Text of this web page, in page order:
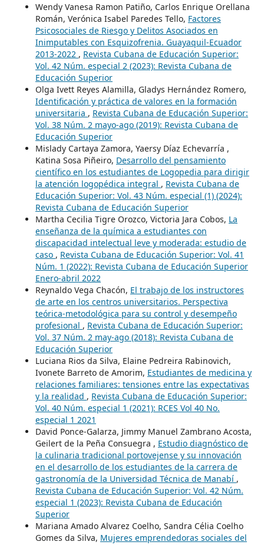
Wendy Vanesa Ramon Patiño, Carlos Enrique Orellana
Román, Verónica Isabel Paredes Tello, Factores
Psicosociales de Riesgo y Delitos Asociados en
Inimputables con Esquizofrenia. Guayaquil-Ecuador
2013-2022 , Revista Cubana de Educación Superior:
Vol. 42 Núm. especial 2 (2023): Revista Cubana de
Educación Superior
Olga Ivett Reyes Alamilla, Gladys Hernández Romero,
Identificación y práctica de valores en la formación
universitaria , Revista Cubana de Educación Superior:
Vol. 38 Núm. 2 mayo-ago (2019): Revista Cubana de
Educación Superior
Mislady Cartaya Zamora, Yaersy Díaz Echevarría ,
Katina Sosa Piñeiro, Desarrollo del pensamiento
científico en los estudiantes de Logopedia para dirigir
la atención logopédica integral , Revista Cubana de
Educación Superior: Vol. 43 Núm. especial (1) (2024):
Revista Cubana de Educación Superior
Martha Cecilia Tigre Orozco, Victoria Jara Cobos, La
enseñanza de la química a estudiantes con
discapacidad intelectual leve y moderada: estudio de
caso , Revista Cubana de Educación Superior: Vol. 41
Núm. 1 (2022): Revista Cubana de Educación Superior
Enero-abril 2022
Reynaldo Vega Chacón, El trabajo de los instructores
de arte en los centros universitarios. Perspectiva
teórica-metodológica para su control y desempeño
profesional , Revista Cubana de Educación Superior:
Vol. 37 Núm. 2 may-ago (2018): Revista Cubana de
Educación Superior
Luciana Rios da Silva, Elaine Pedreira Rabinovich,
Ivonete Barreto de Amorim, Estudiantes de medicina y
relaciones familiares: tensiones entre las expectativas
y la realidad , Revista Cubana de Educación Superior:
Vol. 40 Núm. especial 1 (2021): RCES Vol 40 No.
especial 1 2021
David Ponce-Galarza, Jimmy Manuel Zambrano Acosta,
Geilert de la Peña Consuegra , Estudio diagnóstico de
la culinaria tradicional portovejense y su innovación
en el desarrollo de los estudiantes de la carrera de
gastronomía de la Universidad Técnica de Manabí ,
Revista Cubana de Educación Superior: Vol. 42 Núm.
especial 1 (2023): Revista Cubana de Educación
Superior
Mariana Amado Alvarez Coelho, Sandra Célia Coelho
Gomes da Silva, Mujeres emprendedoras sociales del